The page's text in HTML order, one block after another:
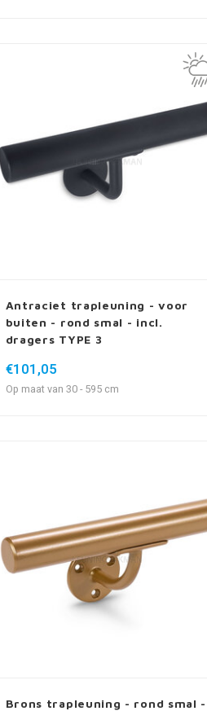
Antraciet trapleuning - voor
buiten - rond smal - incl.
dragers TYPE 3
€101,05
Op maat van 30 - 595 cm
Brons trapleuning - rond smal -